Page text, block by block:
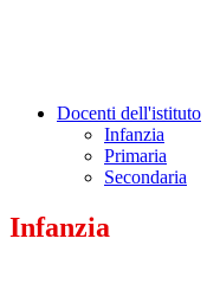
Docenti dell'istituto
Infanzia
Primaria
Secondaria
Infanzia